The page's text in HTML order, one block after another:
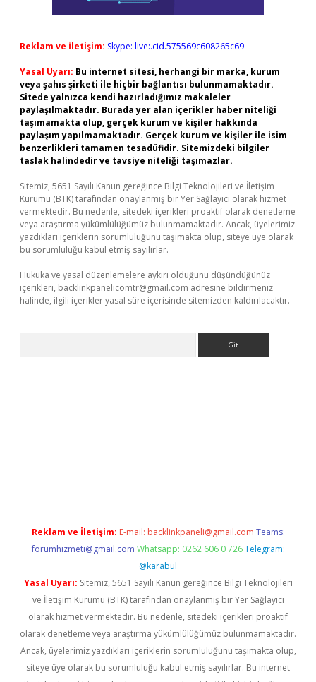
Reklam ve İletişim: Skype: live:.cid.575569c608265c69
Yasal Uyarı: Bu internet sitesi, herhangi bir marka, kurum
veya şahıs şirketi ile hiçbir bağlantısı bulunmamaktadır.
Sitede yalnızca kendi hazırladığımız makaleler
paylaşılmaktadır. Burada yer alan içerikler haber niteliği
taşımamakta olup, gerçek kurum ve kişiler hakkında
paylaşım yapılmamaktadır. Gerçek kurum ve kişiler ile isim
benzerlikleri tamamen tesadüfidir. Sitemizdeki bilgiler
taslak halindedir ve tavsiye niteliği taşımazlar.
Sitemiz, 5651 Sayılı Kanun gereğince Bilgi Teknolojileri ve İletişim
Kurumu (BTK) tarafından onaylanmış bir Yer Sağlayıcı olarak hizmet
vermektedir. Bu nedenle, sitedeki içerikleri proaktif olarak denetleme
veya araştırma yükümlülüğümüz bulunmamaktadır. Ancak, üyelerimiz
yazdıkları içeriklerin sorumluluğunu taşımakta olup, siteye üye olarak
bu sorumluluğu kabul etmiş sayılırlar.
Hukuka ve yasal düzenlemelere aykırı olduğunu düşündüğünüz
içerikleri, backlinkpanelicomtr@gmail.com adresine bildirmeniz
halinde, ilgili içerikler yasal süre içerisinde sitemizden kaldırılacaktır.
Reklam ve İletişim: E-mail: backlinkpaneli@gmail.com Teams:
forumhizmeti@gmail.com Whatsapp: 0262 606 0 726 Telegram:
@karabul
Yasal Uyarı: Sitemiz, 5651 Sayılı Kanun gereğince Bilgi Teknolojileri
ve İletişim Kurumu (BTK) tarafından onaylanmış bir Yer Sağlayıcı
olarak hizmet vermektedir. Bu nedenle, sitedeki içerikleri proaktif
olarak denetleme veya araştırma yükümlülüğümüz bulunmamaktadır.
Ancak, üyelerimiz yazdıkları içeriklerin sorumluluğunu taşımakta olup,
siteye üye olarak bu sorumluluğu kabul etmiş sayılırlar. Bu internet